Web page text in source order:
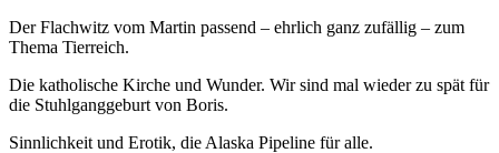
Der Flachwitz vom Martin passend – ehrlich ganz zufällig – zum
Thema Tierreich.
Die katholische Kirche und Wunder. Wir sind mal wieder zu spät für
die Stuhlganggeburt von Boris.
Sinnlichkeit und Erotik, die Alaska Pipeline für alle.